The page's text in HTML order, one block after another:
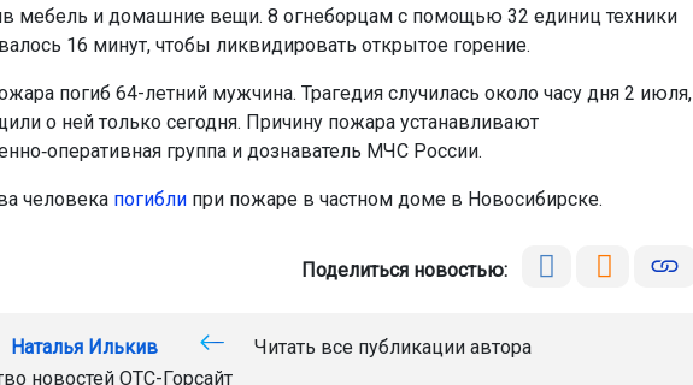
мебель и домашние вещи. 8 огнеборцам с помощью 32 единиц техники
16 минут, чтобы ликвидировать открытое горение.
погиб 64-летний мужчина. Трагедия случилась около часу дня 2 июля,
о ней только сегодня. Причину пожара устанавливают
группа и дознаватель МЧС России.
человека погиблипри пожаре в частном доме в Новосибирске.
Поделиться новостью:
Наталья Илькив
Читать все публикации автора
новостей ОТС-Горсайт